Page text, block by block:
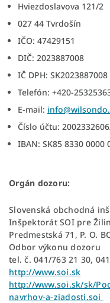
Hviezdoslavova 121/2
027 44 Tvrdošín
IČO: 47429151
DIČ: 2023887008
IČ DPH: SK2023887008
Telefón: +420-
E-mail:
Číslo účtu:
IBAN: SK85 8330 0000
Orgán dozoru:
Slovenská obchodná
Inšpektorát SOI pre
Predmestská 71, P. O.
Odbor výkonu dozoru
tel. č. 041/763 21 30,
http://www.soi.sk
http://www.soi.sk/sk/
navrhov-a-ziadosti.soi